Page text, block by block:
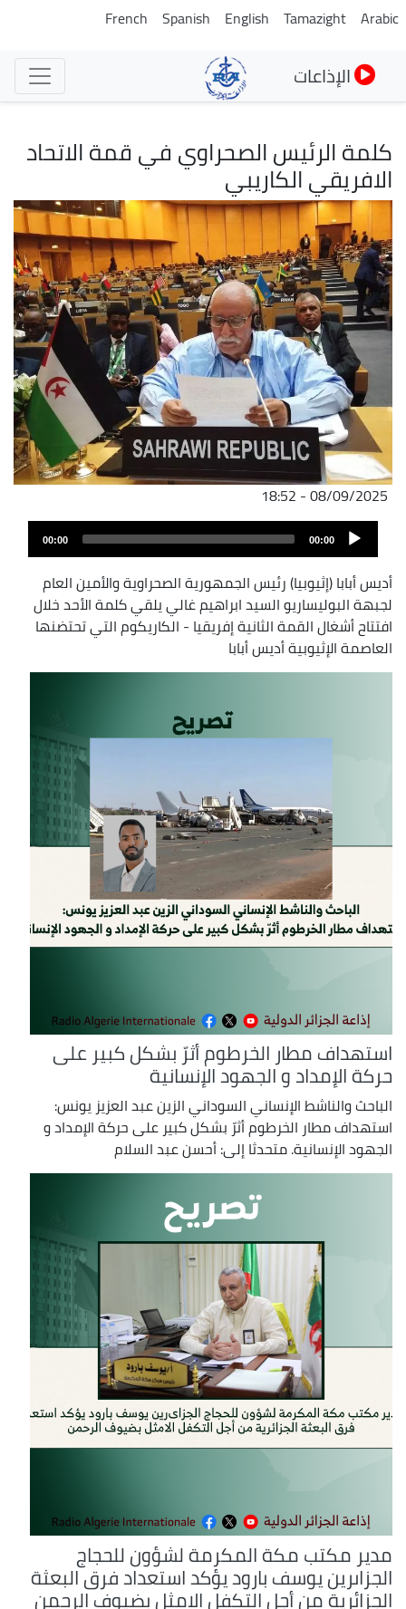
تجاوز
Arabic
Tamazight
English
Spanish
French
الإذاعات
كلمة الرئيس الصحراوي في قمة الاتحاد
الافريقي الكاريبي
الصورة
08/09/2025 - 18:52
ملف
الصوت
Audio
Player
00:00
00:00
أديس أبابا (إثيوبيا) رئيس الجمهورية الصحراوية والأمين العام
لجبهة البوليساريو السيد ابراهيم غالي يلقي كلمة الأحد خلال
افتتاح أشغال القمة الثانية إفريقيا - الكاريكوم التي تحتضنها
العاصمة الإثيوبية أديس أبابا
استهداف مطار الخرطوم أثرّ بشكل كبير على
حركة الإمداد و الجهود الإنسانية
الباحث والناشط الإنساني السوداني الزين عبد العزيز يونس:
استهداف مطار الخرطوم أثرّ بشكل كبير على حركة الإمداد و
الجهود الإنسانية. متحدثا إلى: أحسن عبد السلام
مدير مكتب مكة المكرمة لشؤون للحجاج
الجزاىرين يوسف بارود يؤكد استعداد فرق البعثة
الجزائرية من أجل التكفل الامثل بضيوف الرحمن